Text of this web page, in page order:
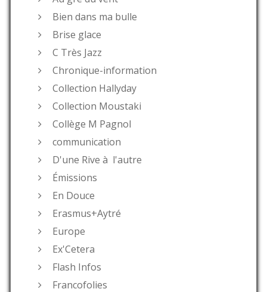
Bien dans ma bulle
Brise glace
C Très Jazz
Chronique-information
Collection Hallyday
Collection Moustaki
Collège M Pagnol
communication
D'une Rive à l'autre
Émissions
En Douce
Erasmus+Aytré
Europe
Ex'Cetera
Flash Infos
Francofolies